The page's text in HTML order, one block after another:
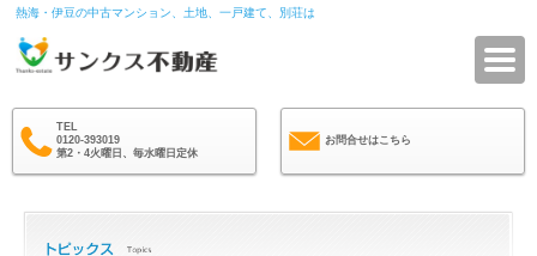
熱海・伊豆の中古マンション、土地、一戸建て、別荘は
TEL
0120-393019
第2・4火曜日、毎水曜日定休
お問合せはこちら